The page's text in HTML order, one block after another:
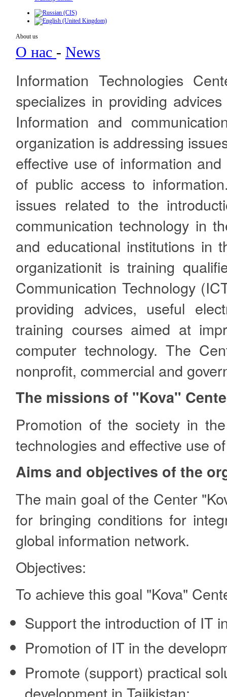
About us
О нас - News
Information Technologies
specializes in providing
Information and
organization is addressing
effective use of information
of public access to
issues related to the
communication technology in
and educational institutions in
organizationit is training
Communication Technology
providing advices, useful
training courses aimed at
computer technology. The
nonprofit, commercial and
The missions of "Kova"
Promotion of the society in
technologies and effective use
Aims and objectives of the
The main goal of the Center
for bringing conditions for
global information network.
Objectives:
To achieve this goal "Kova"
Support the introduction of IT
Promotion of IT in the
Promote (support) practical
development in Tajikistan;